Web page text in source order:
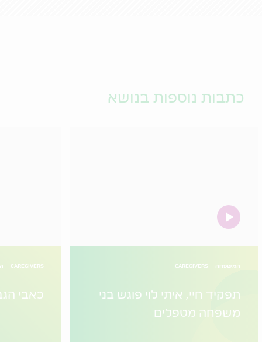
כתבות נוספות בנושא
video
המשפחה CAREGIVERS
תפקיד חיי, איתי לוי פוגש בני
משפחה מטפלים
CAREGIVERS
כאבי